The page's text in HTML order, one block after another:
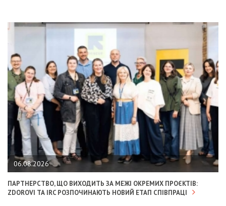
06.08.2026
ПАРТНЕРСТВО, ЩО ВИХОДИТЬ ЗА МЕЖІ ОКРЕМИХ ПРОЄКТІВ:
ZDOROVI ТА IRC РОЗПОЧИНАЮТЬ НОВИЙ ЕТАП СПІВПРАЦІ